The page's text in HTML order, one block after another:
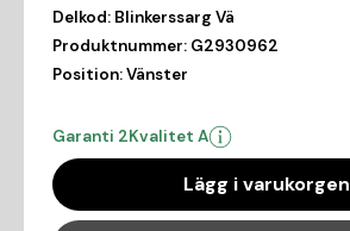
Delkod: Blinkerssarg Vä
Produktnummer: G2930962
Position:Vänster
Garanti 2Kvalitet A
Lägg i varukorgen